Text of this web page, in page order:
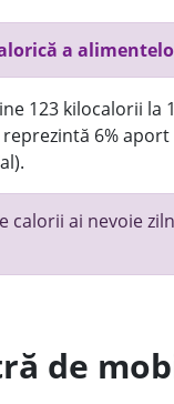
a
123 kilocalorii la
6%
calorii ai nevoie
de